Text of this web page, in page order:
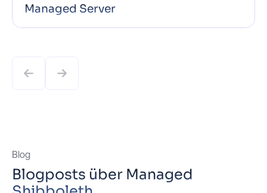
Managed Server
Unsere Managed Server laufen auf schnellem
mehr: ab Werk konfiguriert und optimiert für
Blog
Blogposts über Managed